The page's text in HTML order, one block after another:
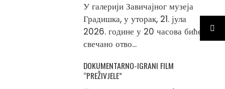
У галерији Завичајног музеја
Градишка, у уторак, 21. јула
2026. године у 20 часова биће
свечано отво...
DOKUMENTARNO-IGRANI FILM
“PREŽIVJELE”